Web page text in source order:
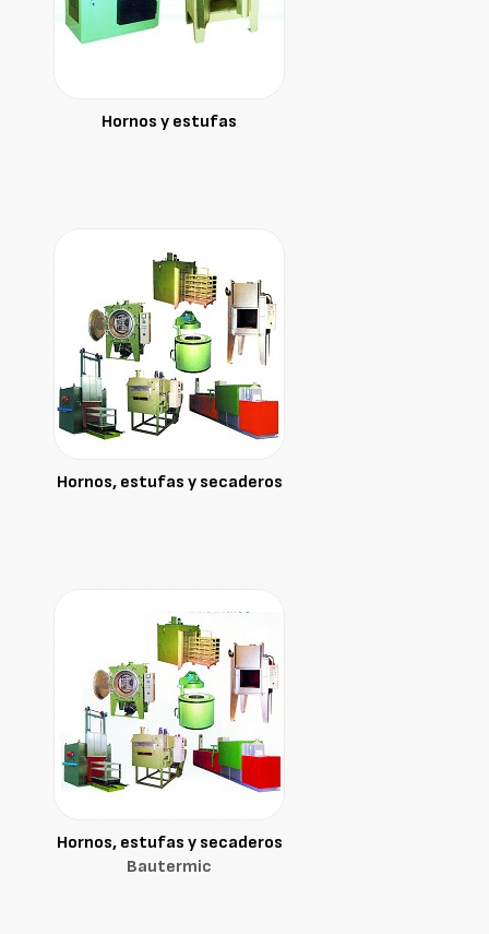
Hornos y estufas
Hornos, estufas y secaderos
Hornos, estufas y secaderos
Bautermic